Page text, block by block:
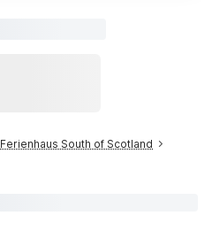
Ferienhaus South of Scotland